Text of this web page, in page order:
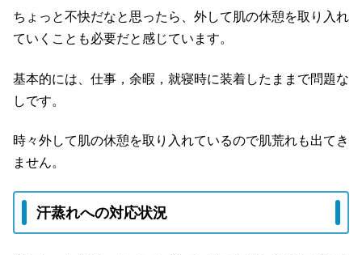
ちょっと不快だなと思ったら、外して肌の休憩を取り入れ
ていくことも必要だと感じています。
基本的には、仕事，余暇，就寝時に装着したままで問題な
しです。
時々外して肌の休憩を取り入れているので肌荒れも出てき
ません。
汗蒸れへの対応状況